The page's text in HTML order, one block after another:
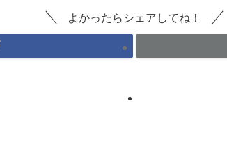
よかったらシェアしてね！